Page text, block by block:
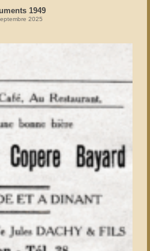
1949
2025